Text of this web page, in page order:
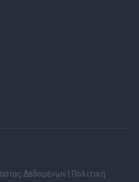
Δεδομένων
Πολιτική